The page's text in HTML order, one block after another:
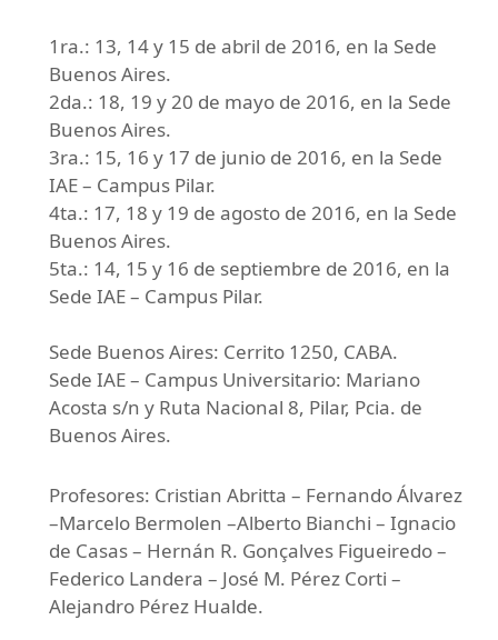
1ra.: 13, 14 y 15 de abril de 2016, en la Sede
Buenos Aires.
2da.: 18, 19 y 20 de mayo de 2016, en la Sede
Buenos Aires.
3ra.: 15, 16 y 17 de junio de 2016, en la Sede
IAE – Campus Pilar.
4ta.: 17, 18 y 19 de agosto de 2016, en la Sede
Buenos Aires.
5ta.: 14, 15 y 16 de septiembre de 2016, en la
Sede IAE – Campus Pilar.
Sede Buenos Aires: Cerrito 1250, CABA.
Sede IAE – Campus Universitario: Mariano
Acosta s/n y Ruta Nacional 8, Pilar, Pcia. de
Buenos Aires.
Profesores: Cristian Abritta – Fernando Álvarez
–Marcelo Bermolen –Alberto Bianchi – Ignacio
de Casas – Hernán R. Gonçalves Figueiredo –
Federico Landera – José M. Pérez Corti –
Alejandro Pérez Hualde.